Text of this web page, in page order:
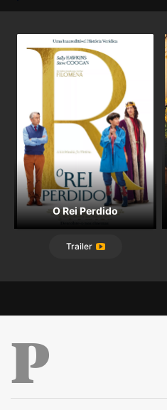
O Rei Perdido
Trailer